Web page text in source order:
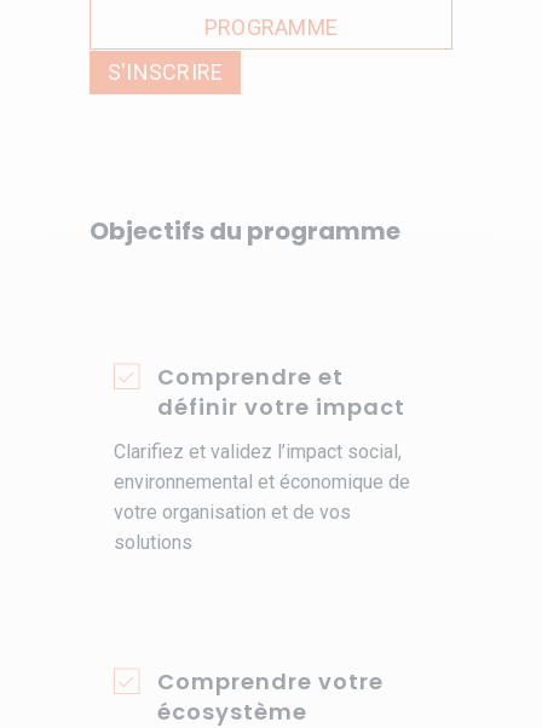
PROGRAMME
S'INSCRIRE
Objectifs du programme
Comprendre et
définir votre impact
Clarifiez et validez l’impact social,
environnemental et économique de
votre organisation et de vos
solutions
Comprendre votre
écosystème